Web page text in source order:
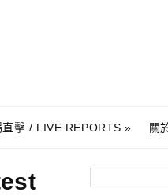
直擊 / LIVE REPORTS 關